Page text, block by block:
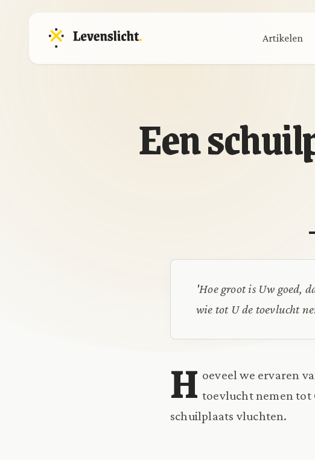
Artikelen
Een
'Hoe groot is Uw goed,
wie tot U de toevlucht
H oeveel we ervaren
toevlucht nemen tot
schuilplaats vluchten.